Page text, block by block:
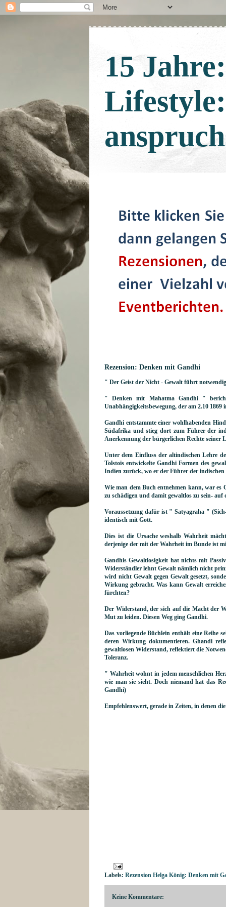
15
Rezension: Denken mit Gandhi
" Der Geist der Nicht - Gewalt führt
" Denken mit Mahatma Gandhi "
Unabhängigkeitsbewegung, der am 2.10
Gandhi entstammte einer wohlhabenden
Südafrika und stieg dort zum Führer der
Anerkennung der bürgerlichen Rechte seiner
Unter dem Einfluss der altindischen Lehre
Tolstois entwickelte Gandhi Formen des
Indien zurück, wo er der Führer der
Wie man dem Buch entnehmen kann, war es
zu schädigen und damit gewaltlos zu sein- auf
Voraussetzung dafür ist " Satyagraha "
identisch mit Gott.
Dies ist die Ursache weshalb Wahrheit
derjenige der mit der Wahrheit im Bunde ist
Gandhis Gewaltlosigkeit hat nichts mit
Widerständler lehnt Gewalt nämlich nicht
wird nicht Gewalt gegen Gewalt gesetzt,
Wirkung gebracht. Was kann Gewalt
fürchten?
Der Widerstand, der sich auf die Macht der
Mut zu leiden. Diesen Weg ging Gandhi.
Das vorliegende Büchlein enthält eine Reihe
deren Wirkung dokumentieren. Ghandi
gewaltlosen Widerstand, reflektiert die
Toleranz.
" Wahrheit wohnt in jedem menschlichen
wie man sie sieht. Doch niemand hat das
Gandhi)
Empfehlenswert, gerade in Zeiten, in denen
Labels: Rezension Helga König: Denken mit
Keine Kommentare: